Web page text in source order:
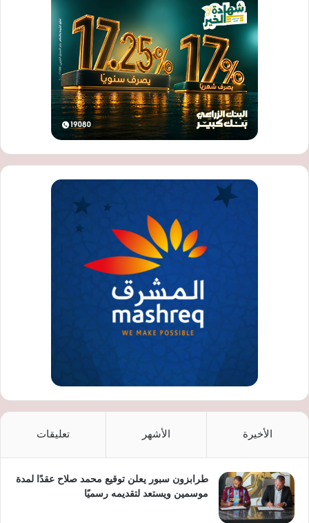
الأخيرة الأشهر تعليقات
طرابزون سبور يعلن توقيع محمد صلاح عقدًا لمدة
موسمين ويستعد لتقديمه رسميًا